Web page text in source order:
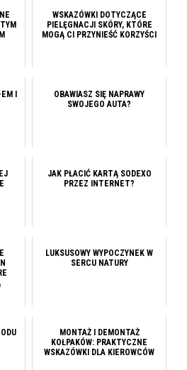
WSKAZÓWKI DOTYCZĄCE
PIELĘGNACJI SKÓRY, KTÓRE
MOGĄ CI PRZYNIEŚĆ KORZYŚCI
I
OBAWIASZ SIĘ NAPRAWY
SWOJEGO AUTA?
JAK PŁACIĆ KARTĄ SODEXO
PRZEZ INTERNET?
LUKSUSOWY WYPOCZYNEK W
SERCU NATURY
MONTAŻ I DEMONTAŻ
KOŁPAKÓW: PRAKTYCZNE
WSKAZÓWKI DLA KIEROWCÓW